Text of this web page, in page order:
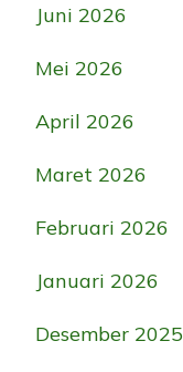
Juni 2026
Mei 2026
April 2026
Maret 2026
Februari 2026
Januari 2026
Desember 2025